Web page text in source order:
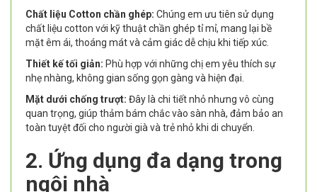
Chất liệu Cotton chần ghép: Chúng em ưu tiên sử dụng
chất liệu cotton với kỹ thuật chần ghép tỉ mỉ, mang lại bề
mặt êm ái, thoáng mát và cảm giác dễ chịu khi tiếp xúc.
Thiết kế tối giản: Phù hợp với những chị em yêu thích sự
nhẹ nhàng, không gian sống gọn gàng và hiện đại.
Mặt dưới chống trượt: Đây là chi tiết nhỏ nhưng vô cùng
quan trọng, giúp thảm bám chắc vào sàn nhà, đảm bảo an
toàn tuyệt đối cho người già và trẻ nhỏ khi di chuyển.
2. Ứng dụng đa dạng trong
ngôi nhà